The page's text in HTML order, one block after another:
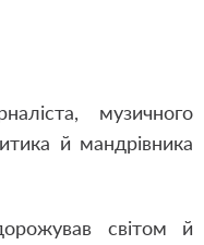
музичного
й мандрівника
світом й